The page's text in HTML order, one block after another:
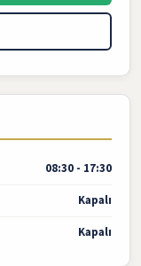
08:30 - 17:30
Kapalı
Kapalı